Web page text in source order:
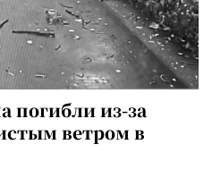
погибли из-за
ветром в